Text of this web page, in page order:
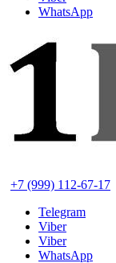
WhatsApp
+7 (999) 112-67-17
Telegram
Viber
Viber
WhatsApp